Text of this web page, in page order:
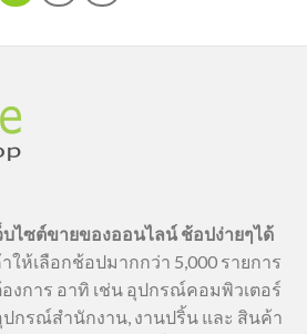
บไซต์ขายของออนไลน์ ช้อปง่ายๆได้
ให้เลือกช้อปมากกว่า 5,000 รายการ
งการ อาทิ เช่น อุปกรณ์คอมพิวเตอร์
ปกรณ์สำนักงาน, งานปริ้น และ สินค้า